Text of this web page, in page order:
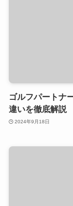
ゴルフパートナ
違いを徹底解説
2024年9月18日